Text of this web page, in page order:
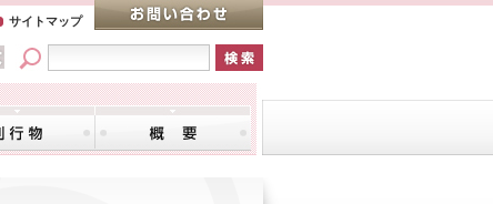
サイトマップ